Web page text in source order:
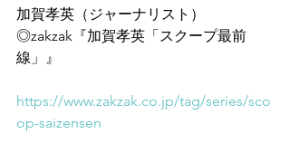
加賀孝英（ジャーナリスト）
◎zakzak『加賀孝英「スクープ最前
線」』
https://www.zakzak.co.jp/tag/series/sco
op-saizensen